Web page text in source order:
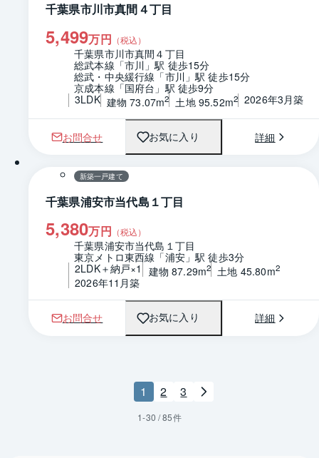
千葉県市川市真間４丁目
5,499万円 （税込）
千葉県市川市真間４丁目
総武本線「市川」駅 徒歩15分
総武・中央緩行線「市川」駅 徒歩15分
京成本線「国府台」駅 徒歩9分
3LDK 建物 73.07m2 土地 95.52m2 2026年3月築
お問合せ お気に入り 詳細
1 / 0 間取り
新築一戸建て
千葉県浦安市当代島１丁目
5,380万円 （税込）
千葉県浦安市当代島１丁目
東京メトロ東西線「浦安」駅 徒歩3分
2LDK＋納戸×1
建物 87.29m2 土地 45.80m2
2026年11月築
お問合せ お気に入り 詳細
1 2 3
1-30 /85件